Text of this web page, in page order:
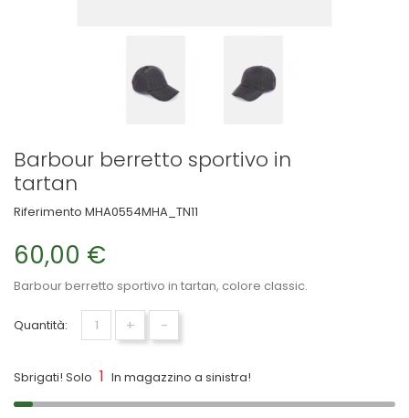
Barbour berretto sportivo in
tartan
Riferimento MHA0554MHA_TN11
60,00 €
Barbour berretto sportivo in tartan, colore classic.
Quantità: + -
Sbrigati! Solo 1 In magazzino a sinistra!